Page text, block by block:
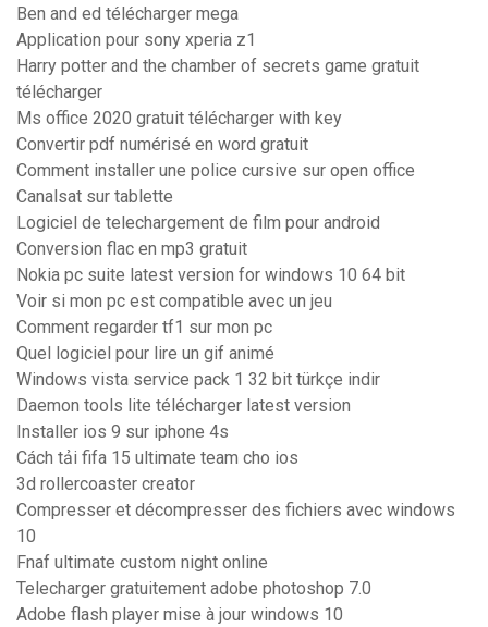
Ben and ed télécharger mega
Application pour sony xperia z1
Harry potter and the chamber of secrets game gratuit
télécharger
Ms office 2020 gratuit télécharger with key
Convertir pdf numérisé en word gratuit
Comment installer une police cursive sur open office
Canalsat sur tablette
Logiciel de telechargement de film pour android
Conversion flac en mp3 gratuit
Nokia pc suite latest version for windows 10 64 bit
Voir si mon pc est compatible avec un jeu
Comment regarder tf1 sur mon pc
Quel logiciel pour lire un gif animé
Windows vista service pack 1 32 bit türkçe indir
Daemon tools lite télécharger latest version
Installer ios 9 sur iphone 4s
Cách tải fifa 15 ultimate team cho ios
3d rollercoaster creator
Compresser et décompresser des fichiers avec windows
10
Fnaf ultimate custom night online
Telecharger gratuitement adobe photoshop 7.0
Adobe flash player mise à jour windows 10